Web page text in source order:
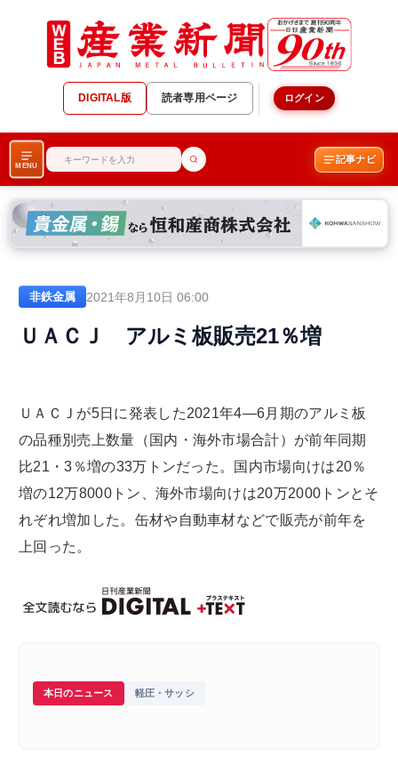
DIGITAL版 読者専用ページ ログイン
MENU
記事ナビ
非鉄金属 2021年8月10日 06:00
ＵＡＣＪ アルミ板販売21％増
ＵＡＣＪが5日に発表した2021年4―6月期のアルミ板
の品種別売上数量（国内・海外市場合計）が前年同期
比21・3％増の33万トンだった。国内市場向けは20％
増の12万8000トン、海外市場向けは20万2000トンとそ
れぞれ増加した。缶材や自動車材などで販売が前年を
上回った。
本日のニュース 軽圧・サッシ